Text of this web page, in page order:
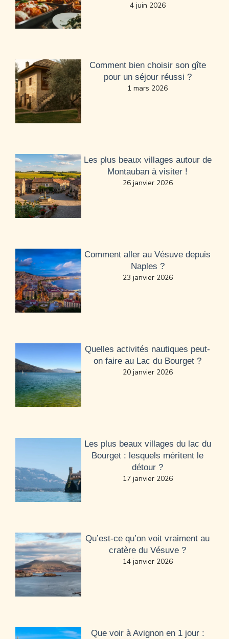
4 juin 2026
Comment bien choisir son gîte
pour un séjour réussi ?
1 mars 2026
Les plus beaux villages autour de
Montauban à visiter !
26 janvier 2026
Comment aller au Vésuve depuis
Naples ?
23 janvier 2026
Quelles activités nautiques peut-
on faire au Lac du Bourget ?
20 janvier 2026
Les plus beaux villages du lac du
Bourget : lesquels méritent le
détour ?
17 janvier 2026
Qu’est-ce qu’on voit vraiment au
cratère du Vésuve ?
14 janvier 2026
Que voir à Avignon en 1 jour :